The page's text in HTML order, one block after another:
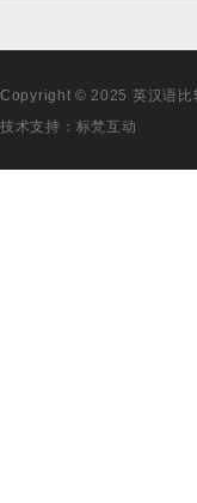
Copyright © 2025 英汉语
技术支持： 标梵互动